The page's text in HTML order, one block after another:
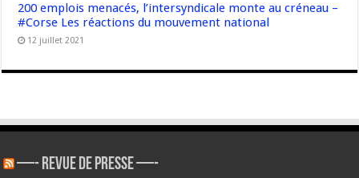
200 emplois menacés, l’intersyndicale monte au créneau –
#Corse Les réactions du mouvement national
12 juillet 2021
—- REVUE DE PRESSE —-